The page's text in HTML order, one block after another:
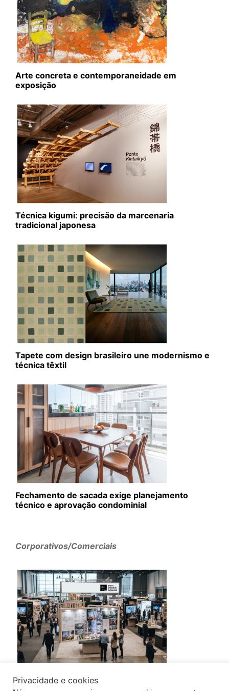
Arte concreta e contemporaneidade em
exposição
Técnica kigumi: precisão da marcenaria
tradicional japonesa
Tapete com design brasileiro une modernismo e
técnica têxtil
Fechamento de sacada exige planejamento
técnico e aprovação condominial
Corporativos/Comerciais
Jurados de referência reforçam credibilidade do
Privacidade e cookies